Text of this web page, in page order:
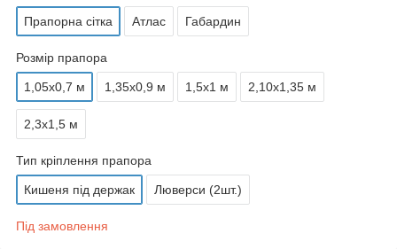
Прапорна сітка Атлас Габардин
Розмір прапора
1,05х0,7 м 1,35х0,9 м 1,5х1 м 2,10х1,35 м
2,3х1,5 м
Тип кріплення прапора
Кишеня під держак Люверси (2шт.)
Під замовлення